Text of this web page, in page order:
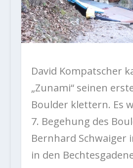
David Kompatscher
„Zunami“ seinen
Boulder klettern. Es
7. Begehung des
Bernhard Schwaiger
in den